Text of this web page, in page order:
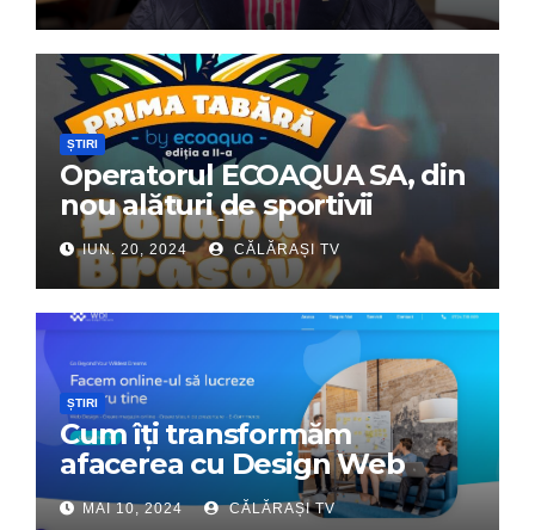
ȘTIRI
Operatorul ECOAQUA SA, din
nou alături de sportivii
călărășeni. Începe „Prima
Tabără”!
IUN. 20, 2024 CĂLĂRAȘI TV
ȘTIRI
Cum îți transformăm
afacerea cu Design Web
Interactiv – Partenerul tău
MAI 10, 2024 CĂLĂRAȘI TV